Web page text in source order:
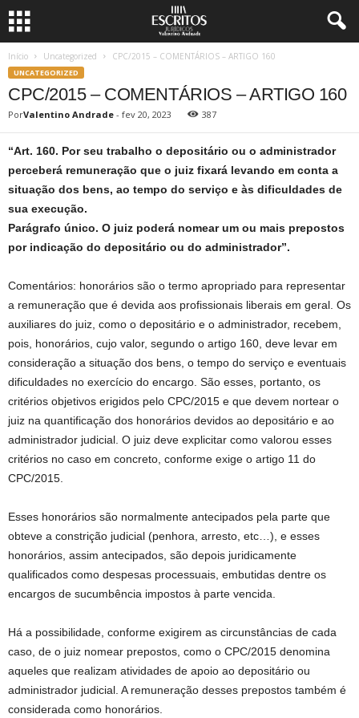
Início Uncategorized CPC/2015 – COMENTÁRIOS – ARTIGO 160
UNCATEGORIZED
CPC/2015 – COMENTÁRIOS – ARTIGO 160
PorValentino Andrade - fev 20, 2023 387
“Art. 160. Por seu trabalho o depositário ou o administrador
perceberá remuneração que o juiz fixará levando em conta a
situação dos bens, ao tempo do serviço e às dificuldades de
sua execução.
Parágrafo único. O juiz poderá nomear um ou mais prepostos
por indicação do depositário ou do administrador”.
Comentários: honorários são o termo apropriado para representar
a remuneração que é devida aos profissionais liberais em geral. Os
auxiliares do juiz, como o depositário e o administrador, recebem,
pois, honorários, cujo valor, segundo o artigo 160, deve levar em
consideração a situação dos bens, o tempo do serviço e eventuais
dificuldades no exercício do encargo. São esses, portanto, os
critérios objetivos erigidos pelo CPC/2015 e que devem nortear o
juiz na quantificação dos honorários devidos ao depositário e ao
administrador judicial. O juiz deve explicitar como valorou esses
critérios no caso em concreto, conforme exige o artigo 11 do
CPC/2015.
Esses honorários são normalmente antecipados pela parte que
obteve a constrição judicial (penhora, arresto, etc…), e esses
honorários, assim antecipados, são depois juridicamente
qualificados como despesas processuais, embutidas dentre os
encargos de sucumbência impostos à parte vencida.
Há a possibilidade, conforme exigirem as circunstâncias de cada
caso, de o juiz nomear prepostos, como o CPC/2015 denomina
aqueles que realizam atividades de apoio ao depositário ou
administrador judicial. A remuneração desses prepostos também é
considerada como honorários.